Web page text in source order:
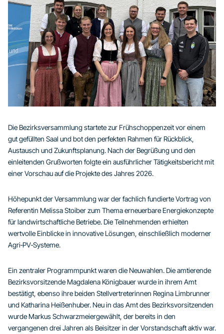
Die Bezirksversammlung startete zur Frühschoppenzeit vor einem
gut gefüllten Saal und bot den perfekten Rahmen für Rückblick,
Austausch und Zukunftsplanung. Nach der Begrüßung und den
einleitenden Grußworten folgte ein ausführlicher Tätigkeitsbericht mit
einer Vorschau auf die Projekte des Jahres 2026.
Höhepunkt der Versammlung war der fachlich fundierte Vortrag von
Referentin Melissa Stoiber zum Thema erneuerbare Energiekonzepte
für landwirtschaftliche Betriebe. Die Teilnehmenden erhielten
wertvolle Einblicke in innovative Lösungen, einschließlich moderner
Agri‑PV‑Systeme.
Ein zentraler Programmpunkt waren die Neuwahlen. Die amtierende
Bezirksvorsitzende Magdalena Königbauer wurde in ihrem Amt
bestätigt, ebenso ihre beiden Stellvertreterinnen Regina Limbrunner
und Katharina Heißenhuber. Neu in das Amt des Bezirksvorsitzenden
wurde Markus Schwarzmeiergewählt, der bereits in den
vergangenen drei Jahren als Beisitzer in der Vorstandschaft aktiv war.